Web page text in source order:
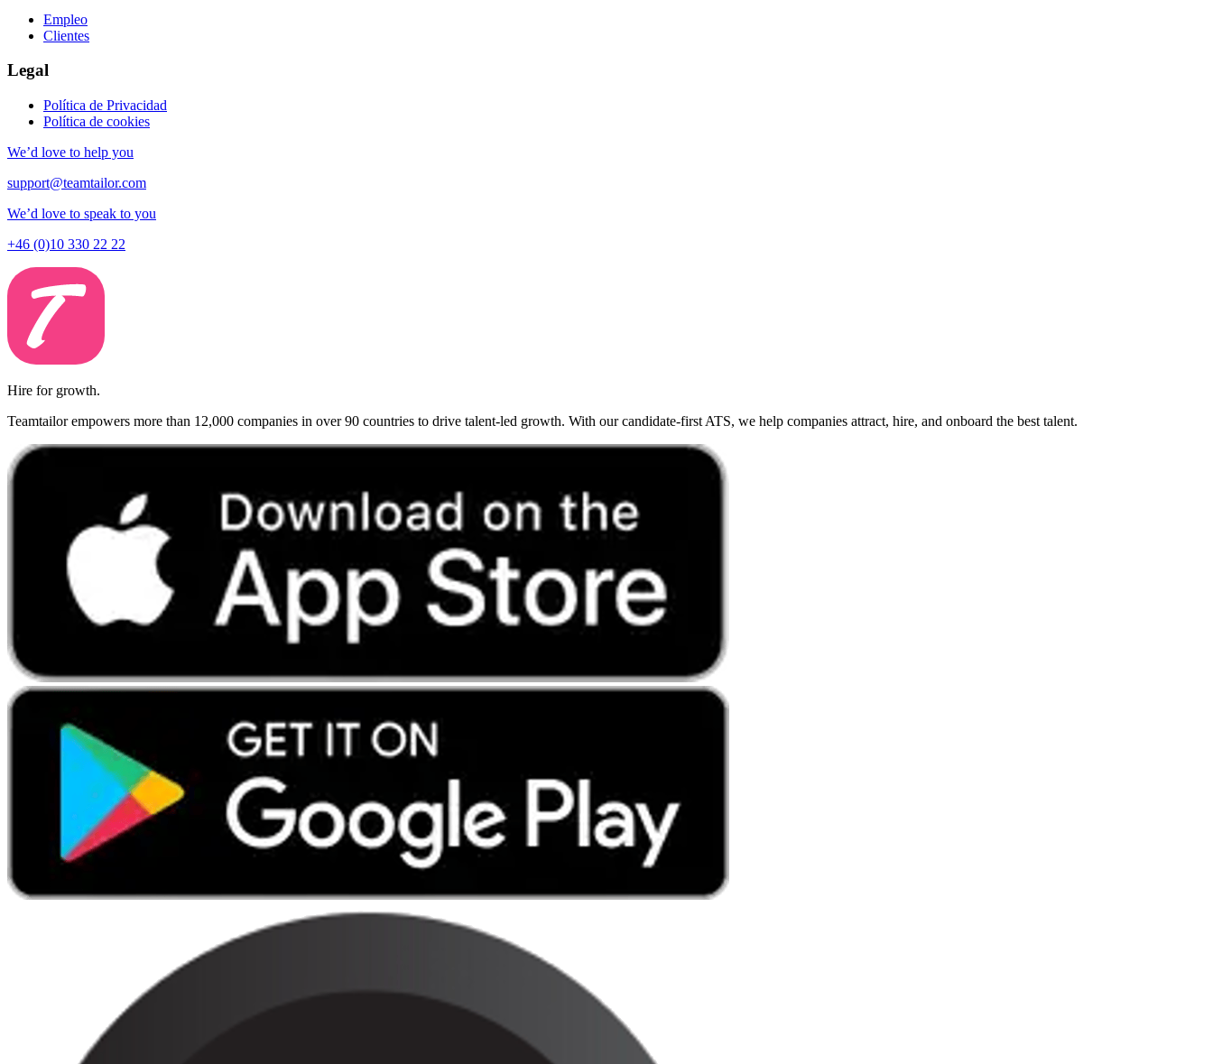
Empleo
Clientes
Legal
Política de Privacidad
Política de cookies
We’d love to help you
support@teamtailor.com
We’d love to speak to you
+46 (0)10 330 22 22
Hire for growth.
Teamtailor empowers more than 12,000 companies in over 90 countries to drive talent-led growth. With our candidate-first ATS, we help companies attract, hire, and onboard the best talent.